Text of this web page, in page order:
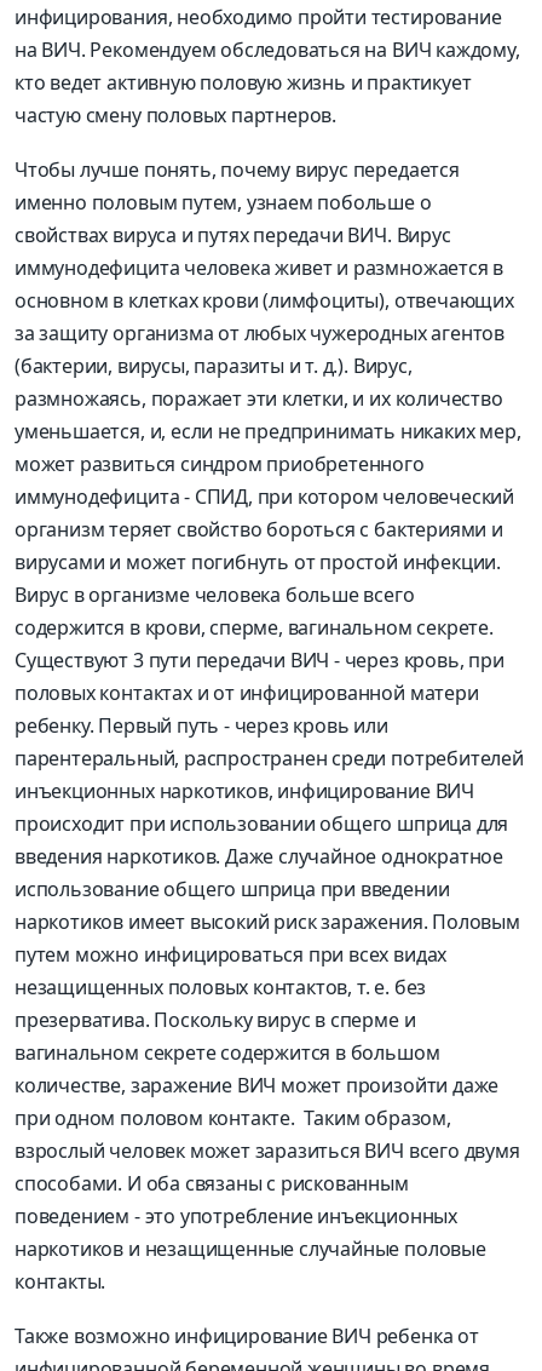
инфицирования, необходимо пройти тестирование
на ВИЧ. Рекомендуем обследоваться на ВИЧ каждому,
кто ведет активную половую жизнь и практикует
частую смену половых партнеров.
Чтобы лучше понять, почему вирус передается
именно половым путем, узнаем побольше о
свойствах вируса и путях передачи ВИЧ. Вирус
иммунодефицита человека живет и размножается в
основном в клетках крови (лимфоциты), отвечающих
за защиту организма от любых чужеродных агентов
(бактерии, вирусы, паразиты и т. д.). Вирус,
размножаясь, поражает эти клетки, и их количество
уменьшается, и, если не предпринимать никаких мер,
может развиться синдром приобретенного
иммунодефицита - СПИД, при котором человеческий
организм теряет свойство бороться с бактериями и
вирусами и может погибнуть от простой инфекции.
Вирус в организме человека больше всего
содержится в крови, сперме, вагинальном секрете.
Существуют 3 пути передачи ВИЧ - через кровь, при
половых контактах и от инфицированной матери
ребенку. Первый путь - через кровь или
парентеральный, распространен среди потребителей
инъекционных наркотиков, инфицирование ВИЧ
происходит при использовании общего шприца для
введения наркотиков. Даже случайное однократное
использование общего шприца при введении
наркотиков имеет высокий риск заражения. Половым
путем можно инфицироваться при всех видах
незащищенных половых контактов, т. е. без
презерватива. Поскольку вирус в сперме и
вагинальном секрете содержится в большом
количестве, заражение ВИЧ может произойти даже
при одном половом контакте. Таким образом,
взрослый человек может заразиться ВИЧ всего двумя
способами. И оба связаны с рискованным
поведением - это употребление инъекционных
наркотиков и незащищенные случайные половые
контакты.
Также возможно инфицирование ВИЧ ребенка от